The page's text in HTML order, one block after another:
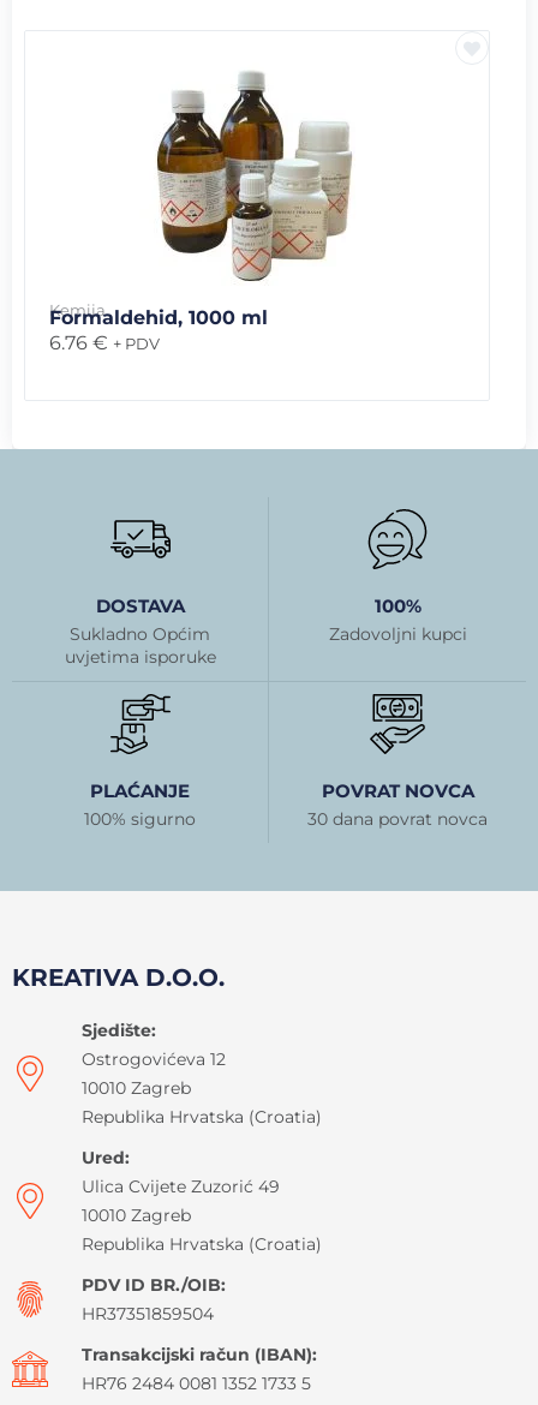
Kemija
Formaldehid, 1000 ml
6.76 € + PDV
DOSTAVA
Sukladno Općim
uvjetima isporuke
100%
Zadovoljni kupci
PLAĆANJE
100% sigurno
POVRAT NOVCA
30 dana povrat novca
KREATIVA D.O.O.
Sjedište:
Ostrogovićeva 12
10010 Zagreb
Republika Hrvatska (Croatia)
Ured:
Ulica Cvijete Zuzorić 49
10010 Zagreb
Republika Hrvatska (Croatia)
PDV ID BR./OIB:
HR37351859504
Transakcijski račun (IBAN):
HR76 2484 0081 1352 1733 5